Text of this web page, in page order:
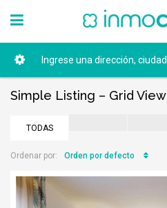
Simple Listing – Grid View
TODAS
Ordenar por: Orden por defecto